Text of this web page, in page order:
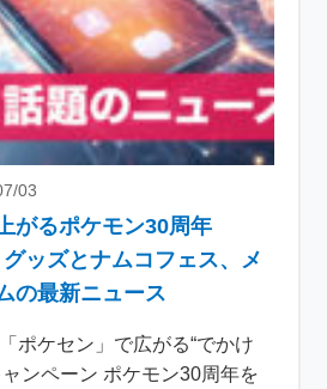
03
がるポケモン30周年
ッズとナムコフェス、メ
の最新ニュース
ポケセン」で広がる“でかけ
ンペーン ポケモン30周年を